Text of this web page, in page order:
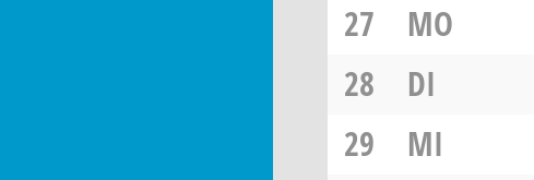
27
MO
28
DI
29
MI